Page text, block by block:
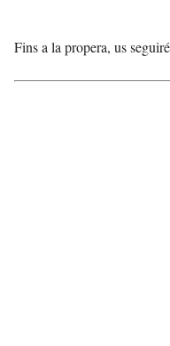
Fins a la propera, us